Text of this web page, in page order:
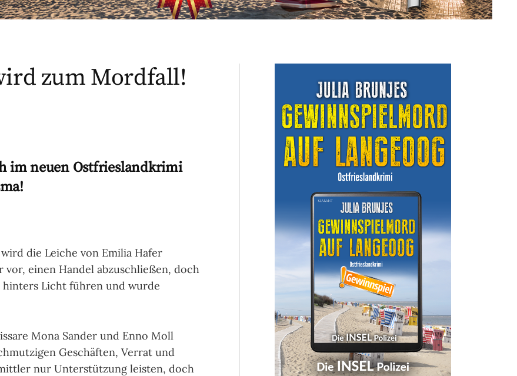
zum Mordfall!
im neuen Ostfrieslandkrimi
die Leiche von Emilia Hafer
einen Handel abzuschließen, doch
hinters Licht führen und wurde
Mona Sander und Enno Moll
Geschäften, Verrat und
nur Unterstützung leisten, doch